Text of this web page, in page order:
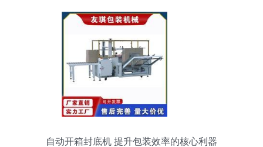
自动开箱封底机 提升包装效率的核心利器